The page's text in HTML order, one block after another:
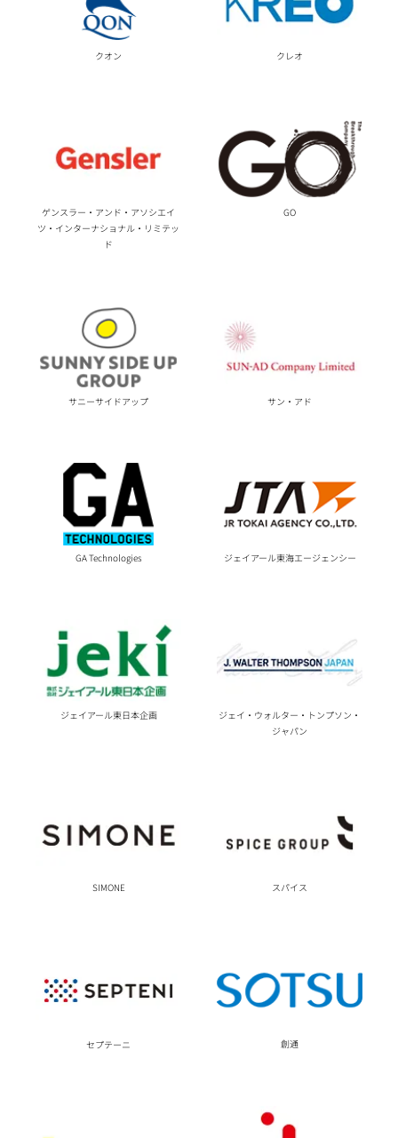
クオン クレオ
ゲンスラー・アンド・アソシエイ
ツ・インターナショナル・リミテッ
ド
GO
サニーサイドアップ サン・アド
GA Technologies ジェイアール東海エージェンシー
ジェイアール東日本企画
ジェイ・ウォルター・トンプソン・
ジャパン
SIMONE スパイス
セプテーニ 創通